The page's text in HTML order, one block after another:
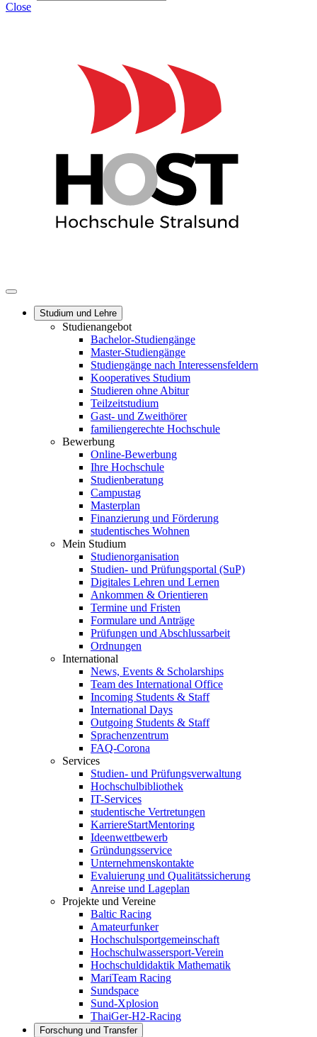
Close
Studium und Lehre
Studienangebot
Bachelor-Studiengänge
Master-Studiengänge
Studiengänge nach Interessensfeldern
Kooperatives Studium
Studieren ohne Abitur
Teilzeitstudium
Gast- und Zweithörer
familiengerechte Hochschule
Bewerbung
Online-Bewerbung
Ihre Hochschule
Studienberatung
Campustag
Masterplan
Finanzierung und Förderung
studentisches Wohnen
Mein Studium
Studienorganisation
Studien- und Prüfungsportal (SuP)
Digitales Lehren und Lernen
Ankommen & Orientieren
Termine und Fristen
Formulare und Anträge
Prüfungen und Abschlussarbeit
Ordnungen
International
News, Events & Scholarships
Team des International Office
Incoming Students & Staff
International Days
Outgoing Students & Staff
Sprachenzentrum
FAQ-Corona
Services
Studien- und Prüfungsverwaltung
Hochschulbibliothek
IT-Services
studentische Vertretungen
KarriereStartMentoring
Ideenwettbewerb
Gründungsservice
Unternehmenskontakte
Evaluierung und Qualitätssicherung
Anreise und Lageplan
Projekte und Vereine
Baltic Racing
Amateurfunker
Hochschulsportgemeinschaft
Hochschulwassersport-Verein
Hochschuldidaktik Mathematik
MariTeam Racing
Sundspace
Sund-Xplosion
ThaiGer-H2-Racing
Forschung und Transfer